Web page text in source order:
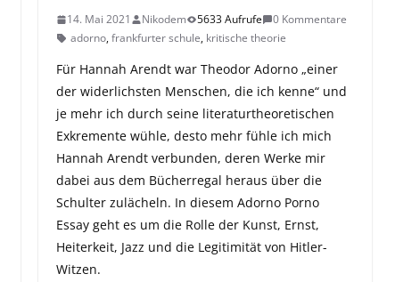
14. Mai 2021 Nikodem 5633 Aufrufe
0 Kommentare
adorno,frankfurter schule, kritische theorie
Für Hannah Arendt war Theodor Adorno „einer
der widerlichsten Menschen, die ich kenne“ und
je mehr ich durch seine literaturtheoretischen
Exkremente wühle, desto mehr fühle ich mich
Hannah Arendt verbunden, deren Werke mir
dabei aus dem Bücherregal heraus über die
Schulter zulächeln. In diesem Adorno Porno
Essay geht es um die Rolle der Kunst, Ernst,
Heiterkeit, Jazz und die Legitimität von Hitler-
Witzen.